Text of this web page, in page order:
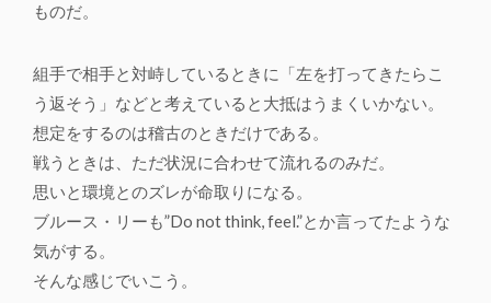
ものだ。
組手で相手と対峙しているときに「左を打ってきたらこ
う返そう」などと考えていると大抵はうまくいかない。
想定をするのは稽古のときだけである。
戦うときは、ただ状況に合わせて流れるのみだ。
思いと環境とのズレが命取りになる。
ブルース・リーも”Do not think, feel.”とか言ってたような
気がする。
そんな感じでいこう。